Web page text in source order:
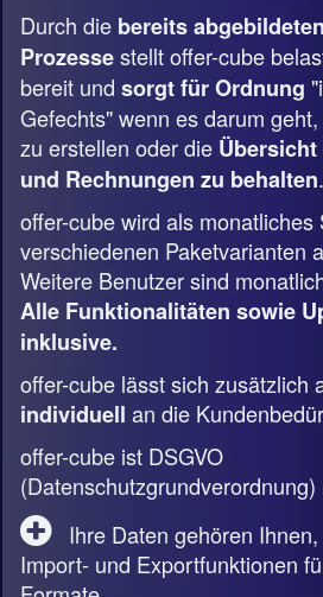
Durch die bereits
Prozessestellt offer-cube
bereit und sorgt für Ordnung
Gefechts" wenn es darum
zu erstellen oder die
und Rechnungen zu behalten.
offer-cube wird als monatliches
verschiedenen Paketvarianten
Weitere Benutzer sind
Alle Funktionalitäten sowie
inklusive.
offer-cube lässt sich zusätzlich
individuell an die
offer-cube ist DSGVO
(Datenschutzgrundverordnung)
Ihre Daten gehören
Import- und Exportfunktionen